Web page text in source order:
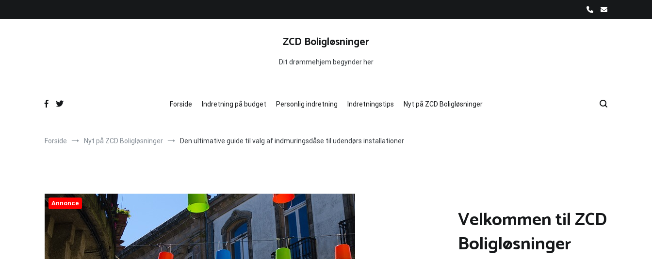
ZCD Boligløsninger
Dit drømmehjem begynder her
Forside Indretning på budget Personlig indretning Indretningstips Nyt på ZCD Boligløsninger
Forside Nyt på ZCD Boligløsninger Den ultimative guide til valg af indmuringsdåse til udendørs installationer
Annonce
Velkommen til ZCD
Boligløsninger